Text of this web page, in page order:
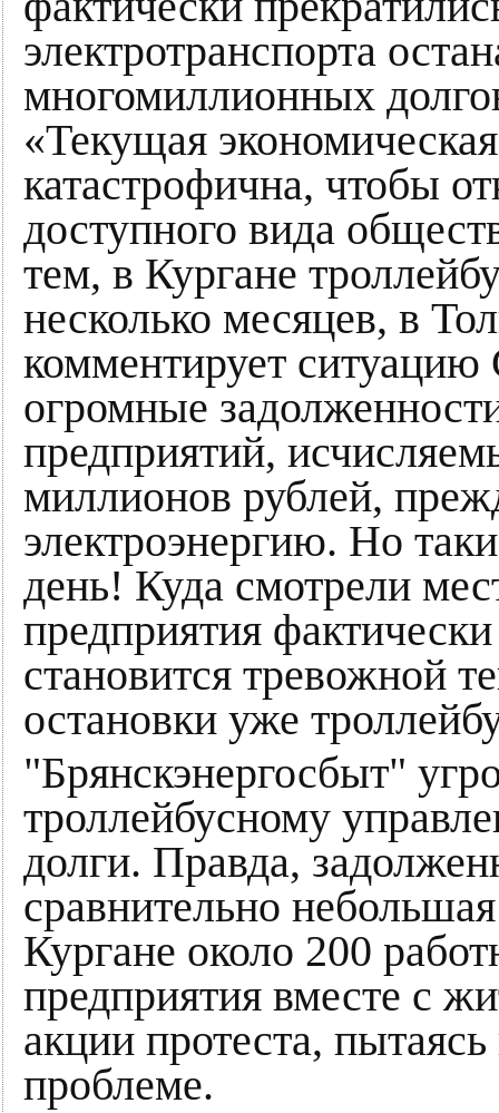
электротранспорта
многомиллионных
«Текущая
катастрофична, чтобы
доступного вида
тем, в Кургане
несколько месяцев, в
комментирует
огромные
предприятий,
миллионов рублей,
электроэнергию. Но
день! Куда смотрели
предприятия
становится тревожной
остановки уже
"Брянскэнергосбыт"
троллейбусному
долги. Правда,
сравнительно
Кургане около 200
предприятия вместе с
акции протеста,
проблеме.